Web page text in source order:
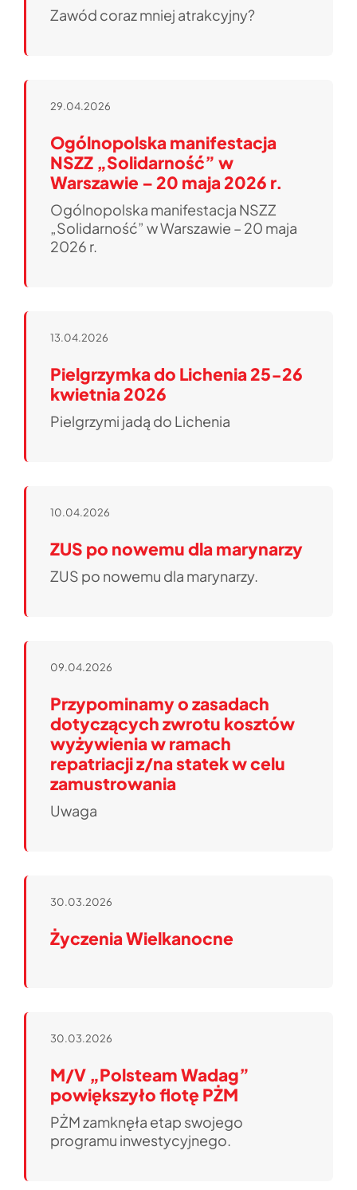
Zawód coraz mniej atrakcyjny?
29.04.2026
Ogólnopolska manifestacja
NSZZ „Solidarność” w
Warszawie – 20 maja 2026 r.
Ogólnopolska manifestacja NSZZ
„Solidarność” w Warszawie – 20 maja
2026 r.
13.04.2026
Pielgrzymka do Lichenia 25-26
kwietnia 2026
Pielgrzymi jadą do Lichenia
10.04.2026
ZUS po nowemu dla marynarzy
ZUS po nowemu dla marynarzy.
09.04.2026
Przypominamy o zasadach
dotyczących zwrotu kosztów
wyżywienia w ramach
repatriacji z/na statek w celu
zamustrowania
Uwaga
30.03.2026
Życzenia Wielkanocne
30.03.2026
M/V „Polsteam Wadag”
powiększyło flotę PŻM
PŻM zamknęła etap swojego
programu inwestycyjnego.